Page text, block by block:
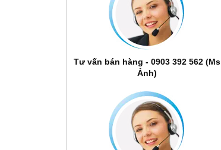
Tư vấn bán hàng - 0903 392 562 (Ms
Ảnh)